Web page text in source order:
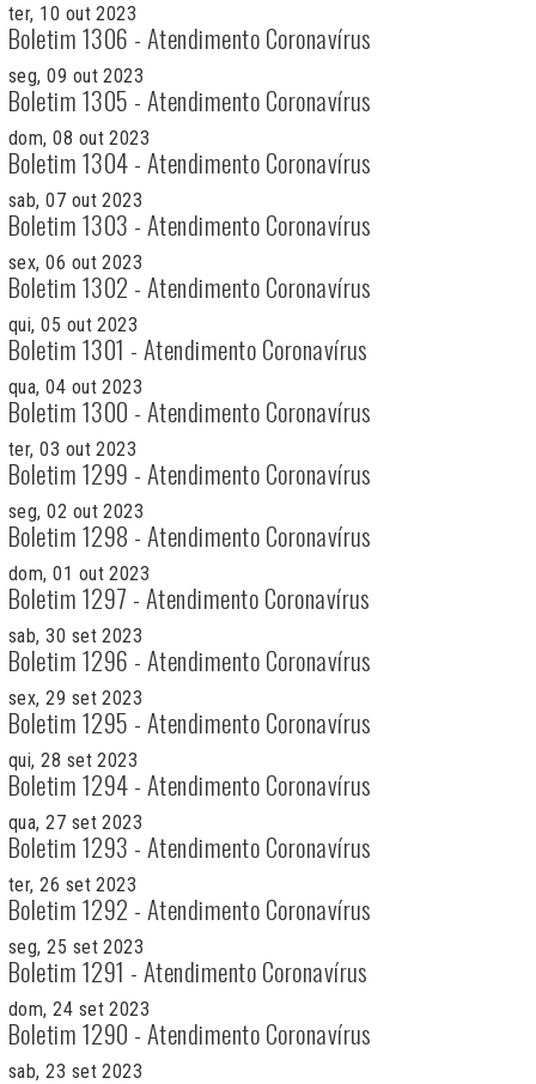
ter, 10 out 2023
Boletim 1306 - Atendimento Coronavírus
seg, 09 out 2023
Boletim 1305 - Atendimento Coronavírus
dom, 08 out 2023
Boletim 1304 - Atendimento Coronavírus
sab, 07 out 2023
Boletim 1303 - Atendimento Coronavírus
sex, 06 out 2023
Boletim 1302 - Atendimento Coronavírus
qui, 05 out 2023
Boletim 1301 - Atendimento Coronavírus
qua, 04 out 2023
Boletim 1300 - Atendimento Coronavírus
ter, 03 out 2023
Boletim 1299 - Atendimento Coronavírus
seg, 02 out 2023
Boletim 1298 - Atendimento Coronavírus
dom, 01 out 2023
Boletim 1297 - Atendimento Coronavírus
sab, 30 set 2023
Boletim 1296 - Atendimento Coronavírus
sex, 29 set 2023
Boletim 1295 - Atendimento Coronavírus
qui, 28 set 2023
Boletim 1294 - Atendimento Coronavírus
qua, 27 set 2023
Boletim 1293 - Atendimento Coronavírus
ter, 26 set 2023
Boletim 1292 - Atendimento Coronavírus
seg, 25 set 2023
Boletim 1291 - Atendimento Coronavírus
dom, 24 set 2023
Boletim 1290 - Atendimento Coronavírus
sab, 23 set 2023